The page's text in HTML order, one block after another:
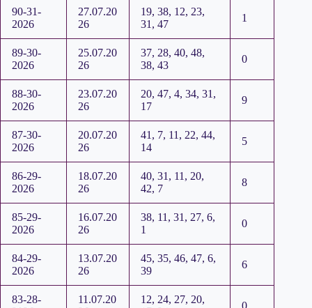
90-31-
2026
27.07.20
26
19, 38, 12, 23,
31, 47
1
89-30-
2026
25.07.20
26
37, 28, 40, 48,
38, 43
0
88-30-
2026
23.07.20
26
20, 47, 4, 34, 31,
17
9
87-30-
2026
20.07.20
26
41, 7, 11, 22, 44,
14
5
86-29-
2026
18.07.20
26
40, 31, 11, 20,
42, 7
8
85-29-
2026
16.07.20
26
38, 11, 31, 27, 6,
1
0
84-29-
2026
13.07.20
26
45, 35, 46, 47, 6,
39
6
83-28-
11.07.20
12, 24, 27, 20,
0